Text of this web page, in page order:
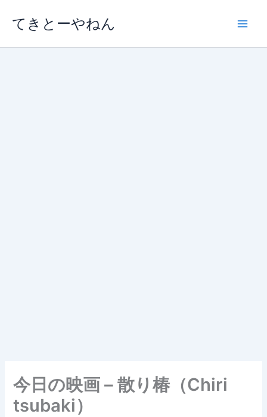
ス
てきとーやねん
今日の映画 – 散り椿（Chiri
tsubaki）